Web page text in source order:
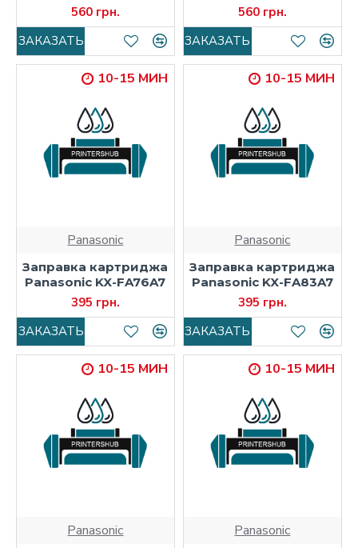
560 грн.
ЗАКАЗАТЬ
560 грн.
ЗАКАЗАТЬ
10-15 МИН
Panasonic
Заправка картриджа
Panasonic KX-FA76A7
395 грн.
ЗАКАЗАТЬ
10-15 МИН
Panasonic
Заправка картриджа
Panasonic KX-FA83A7
395 грн.
ЗАКАЗАТЬ
10-15 МИН
Panasonic
10-15 МИН
Panasonic